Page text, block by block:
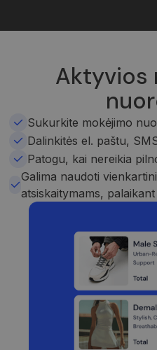
Aktyvios
Sukurkite mokėjimo
Dalinkitės el. paštu,
Patogu, kai nereikia
Galima naudoti
atsiskaitymams,